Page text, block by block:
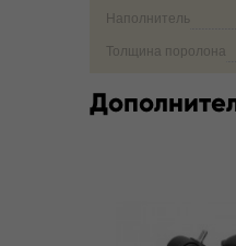
Наполнитель
Толщина поролона